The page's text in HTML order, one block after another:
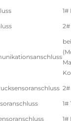
1#
2#
1#